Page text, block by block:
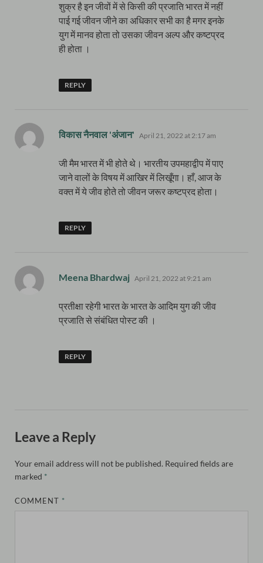
शुक्र है इन जीवों में से किसी की प्रजाति भारत में नहीं
पाई गई जीवन जीने का अधिकार सभी का है मगर इनके
युग में मानव होता तो उसका जीवन अल्प और कष्टप्रद
ही होता ।
REPLY
विकास नैनवाल 'अंजान' says:
April 21, 2022 at 2:17 am
जी मैम भारत में भी होते थे। भारतीय उपमहाद्वीप में पाए
जाने वालों के विषय में आखिर में लिखूँगा। हाँ, आज के
वक्त में ये जीव होते तो जीवन जरूर कष्टप्रद होता।
REPLY
Meena Bhardwaj says:
April 21, 2022 at 9:21 am
प्रतीक्षा रहेगी भारत के भारत के आदिम युग की जीव
प्रजाति से संबंधित पोस्ट की ।
REPLY
Leave a Reply
Your email address will not be published. Required fields are
marked *
COMMENT *